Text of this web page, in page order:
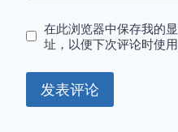
在此浏览器中保存我的
址，以便下次评论时使用